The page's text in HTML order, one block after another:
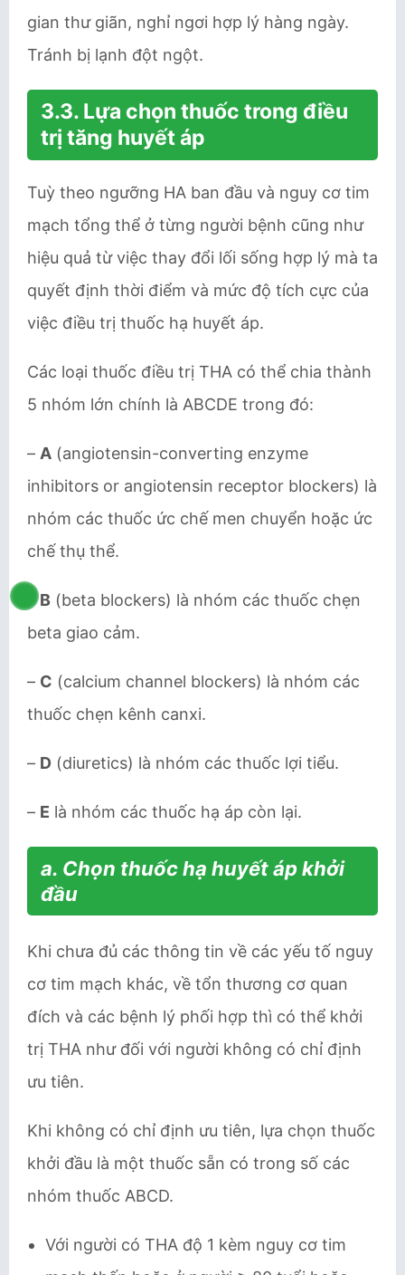
gian thư giãn, nghỉ ngơi hợp lý hàng ngày.
Tránh bị lạnh đột ngột.
3.3. Lựa chọn thuốc trong điều
trị tăng huyết áp
Tuỳ theo ngưỡng HA ban đầu và nguy cơ tim
mạch tổng thể ở từng người bệnh cũng như
hiệu quả từ việc thay đổi lối sống hợp lý mà ta
quyết định thời điểm và mức độ tích cực của
việc điều trị thuốc hạ huyết áp.
Các loại thuốc điều trị THA có thể chia thành
5 nhóm lớn chính là ABCDE trong đó:
– A (angiotensin-converting enzyme
inhibitors or angiotensin receptor blockers) là
nhóm các thuốc ức chế men chuyển hoặc ức
chế thụ thể.
–B (beta blockers) là nhóm các thuốc chẹn
beta giao cảm.
– C (calcium channel blockers) là nhóm các
thuốc chẹn kênh canxi.
– D (diuretics) là nhóm các thuốc lợi tiểu.
– E là nhóm các thuốc hạ áp còn lại.
a. Chọn thuốc hạ huyết áp khởi
đầu
Khi chưa đủ các thông tin về các yếu tố nguy
cơ tim mạch khác, về tổn thương cơ quan
đích và các bệnh lý phối hợp thì có thể khởi
trị THA như đối với người không có chỉ định
ưu tiên.
Khi không có chỉ định ưu tiên, lựa chọn thuốc
khởi đầu là một thuốc sẵn có trong số các
nhóm thuốc ABCD.
Với người có THA độ 1 kèm nguy cơ tim